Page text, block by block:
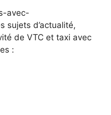
avec-
sujets d’actualité,
de VTC et taxi avec
: